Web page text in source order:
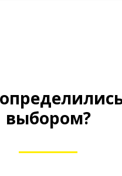
выбором?